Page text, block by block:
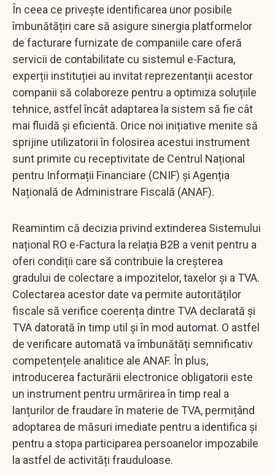
În ceea ce privește identificarea unor posibile
îmbunătățiri care să asigure sinergia platformelor
de facturare furnizate de companiile care oferă
servicii de contabilitate cu sistemul e-Factura,
experții instituției au invitat reprezentanții acestor
companii să colaboreze pentru a optimiza soluțiile
tehnice, astfel încât adaptarea la sistem să fie cât
mai fluidă și eficientă. Orice noi inițiative menite să
sprijine utilizatorii în folosirea acestui instrument
sunt primite cu receptivitate de Centrul Național
pentru Informații Financiare (CNIF) și Agenția
Națională de Administrare Fiscală (ANAF).
Reamintim că decizia privind extinderea Sistemului
național RO e-Factura la relația B2B a venit pentru a
oferi condiții care să contribuie la creșterea
gradului de colectare a impozitelor, taxelor și a TVA.
Colectarea acestor date va permite autorităților
fiscale să verifice coerența dintre TVA declarată și
TVA datorată în timp util și în mod automat. O astfel
de verificare automată va îmbunătăți semnificativ
competențele analitice ale ANAF. În plus,
introducerea facturării electronice obligatorii este
un instrument pentru urmărirea în timp real a
lanțurilor de fraudare în materie de TVA, permițând
adoptarea de măsuri imediate pentru a identifica și
pentru a stopa participarea persoanelor impozabile
la astfel de activități frauduloase.